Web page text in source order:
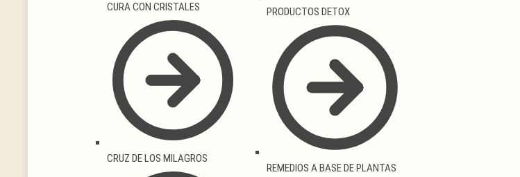
CURA CON CRISTALES
CRUZ DE LOS MILAGROS
PRODUCTOS DETOX
REMEDIOS A BASE DE PLANTAS